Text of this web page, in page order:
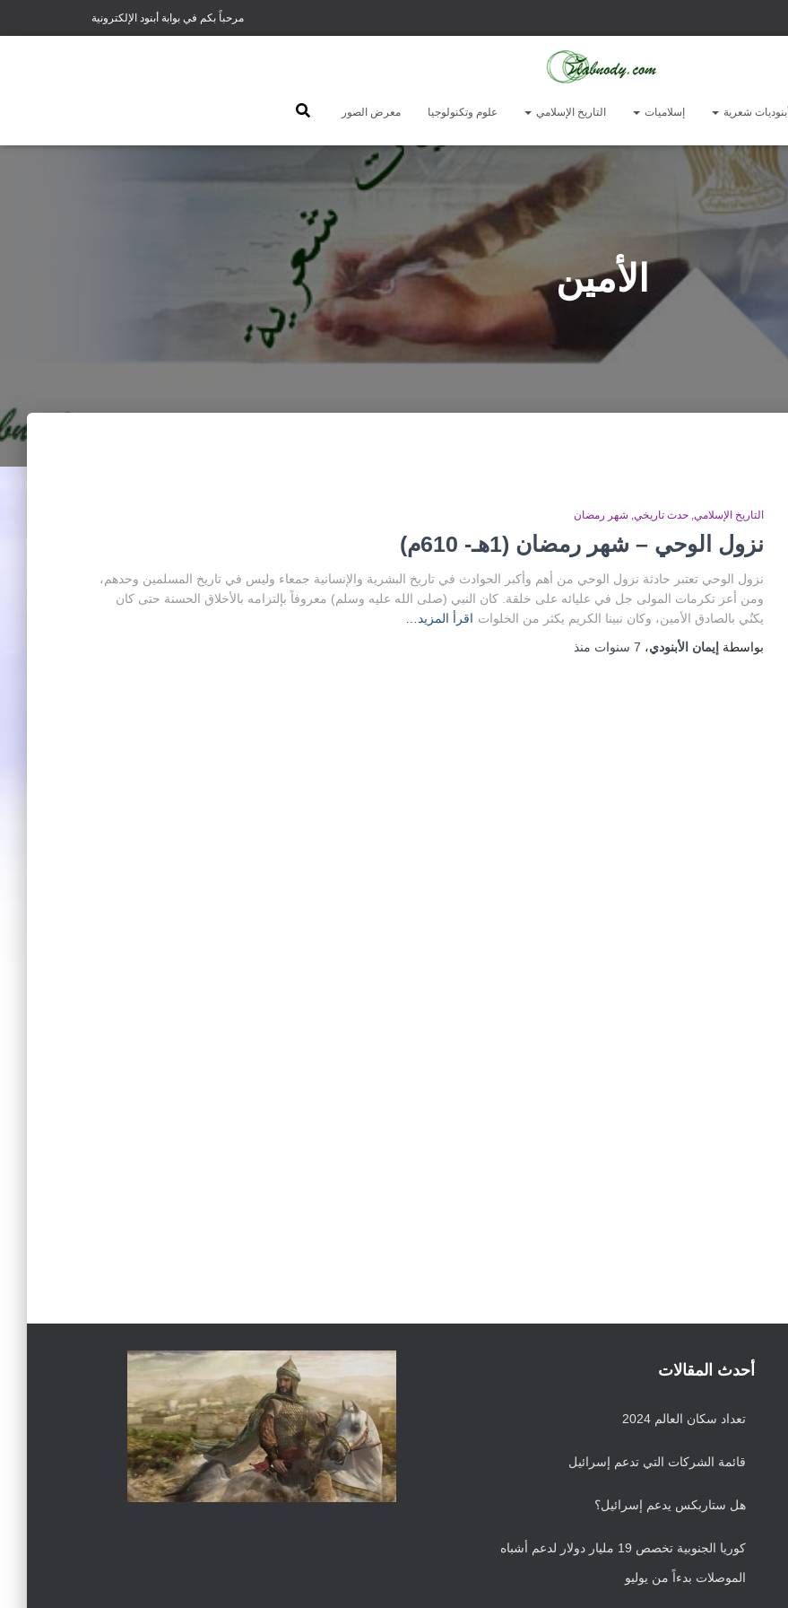
مرحباً بكم في بوابة أبنود الإلكترونية
أبنوديات شعرية إسلاميات التاريخ الإسلامي علوم وتكنولوجيا معرض الصور
الأمين
التاريخ الإسلامي حدث تاريخي شهر رمضان
نزول الوحي – شهر رمضان (1هـ- 610م)
نزول الوحي تعتبر حادثة نزول الوحي من أهم وأكبر الحوادث في تاريخ البشرية والإنسانية جمعاء وليس في تاريخ المسلمين وحدهم،
ومن أعز تكرمات المولى جل في عليائه على خلقة. كان النبي (صلى الله عليه وسلم) معروفاً بإلتزامه بالأخلاق الحسنة حتى كان
يكنٌي بالصادق الأمين، وكان نبينا الكريم يكثر من الخلوات اقرأ المزيد…
بواسطة إيمان الأبنودي، 7 سنوات منذ
أحدث المقالات
تعداد سكان العالم 2024
قائمة الشركات التي تدعم إسرائيل
هل ستاربكس يدعم إسرائيل؟
كوريا الجنوبية تخصص 19 مليار دولار لدعم أشباه
الموصلات بدءاً من يوليو